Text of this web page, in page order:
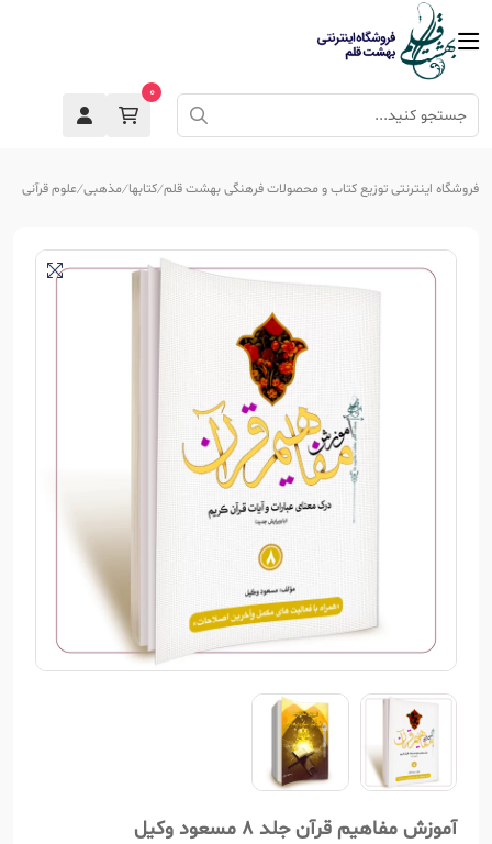
0
فروشگاه اینترنتی توزیع کتاب و محصولات فرهنگی بهشت قلم کتابها مذهبی علوم قرآنی
آموزش مفاهیم قرآن جلد 8 مسعود وکیل